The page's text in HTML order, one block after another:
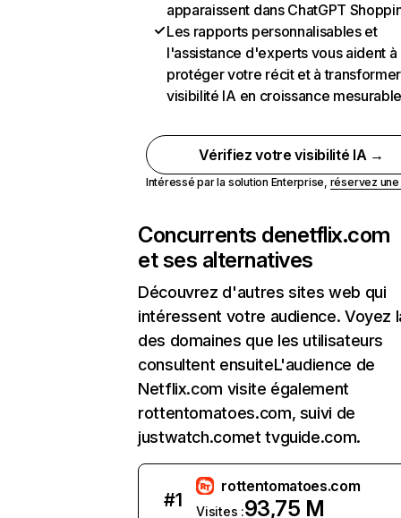
apparaissent dans ChatGPT
Les rapports personnalisables et
l'assistance d'experts vous aident à
protéger votre récit et à
visibilité IA en croissance
Vérifiez votre visibilité IA →
Intéressé par la solution Enterprise, réservez
Concurrents denetflix.com
et ses alternatives
Découvrez d'autres sites web qui
intéressent votre audience. Voyez
des domaines que les utilisateurs
consultent ensuiteL'audience de
Netflix.com visite également
rottentomatoes.com, suivi de
justwatch.comet tvguide.com.
#1
rottentomatoes.com
Visites :93,75 M